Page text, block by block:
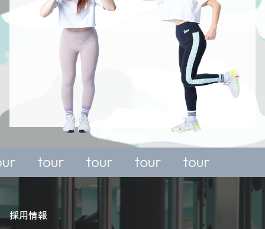
For a
free
trial or
tour
enquiry,
please
For a
free
trial or
tour
enquiry,
please
trial or
tour
enquiry,
please
採用情報